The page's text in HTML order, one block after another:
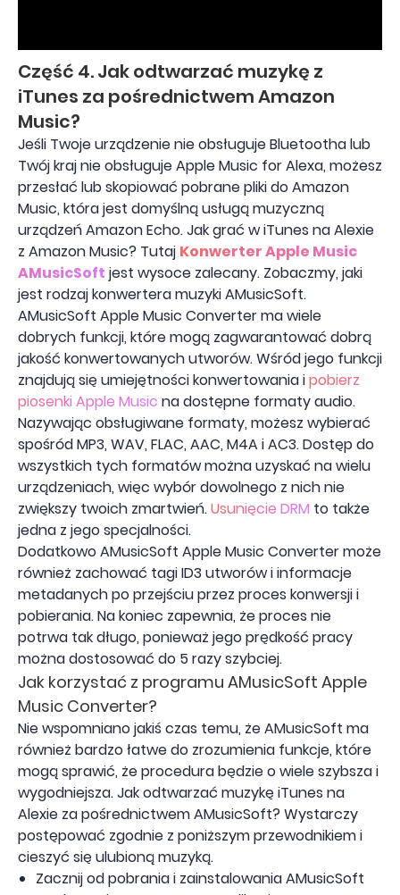
Część 4. Jak odtwarzać muzykę z
iTunes za pośrednictwem Amazon
Music?
Jeśli Twoje urządzenie nie obsługuje Bluetootha lub
Twój kraj nie obsługuje Apple Music for Alexa, możesz
przesłać lub skopiować pobrane pliki do Amazon
Music, która jest domyślną usługą muzyczną
urządzeń Amazon Echo. Jak grać w iTunes na Alexie
z Amazon Music? Tutaj Konwerter Apple Music
AMusicSoft jest wysoce zalecany. Zobaczmy, jaki
jest rodzaj konwertera muzyki AMusicSoft.
AMusicSoft Apple Music Converter ma wiele
dobrych funkcji, które mogą zagwarantować dobrą
jakość konwertowanych utworów. Wśród jego funkcji
znajdują się umiejętności konwertowania ipobierz
piosenki Apple Music na dostępne formaty audio.
Nazywając obsługiwane formaty, możesz wybierać
spośród MP3, WAV, FLAC, AAC, M4A i AC3. Dostęp do
wszystkich tych formatów można uzyskać na wielu
urządzeniach, więc wybór dowolnego z nich nie
zwiększy twoich zmartwień.Usunięcie DRM to także
jedna z jego specjalności.
Dodatkowo AMusicSoft Apple Music Converter może
również zachować tagi ID3 utworów i informacje
metadanych po przejściu przez proces konwersji i
pobierania. Na koniec zapewnia, że ​​proces nie
potrwa tak długo, ponieważ jego prędkość pracy
można dostosować do 5 razy szybciej.
Jak korzystać z programu AMusicSoft Apple
Music Converter?
Nie wspomniano jakiś czas temu, że AMusicSoft ma
również bardzo łatwe do zrozumienia funkcje, które
mogą sprawić, że procedura będzie o wiele szybsza i
wygodniejsza. Jak odtwarzać muzykę iTunes na
Alexie za pośrednictwem AMusicSoft? Wystarczy
postępować zgodnie z poniższym przewodnikiem i
cieszyć się ulubioną muzyką.
Zacznij od pobrania i zainstalowania AMusicSoft